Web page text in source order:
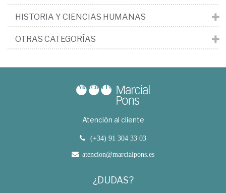
HISTORIA Y CIENCIAS HUMANAS
OTRAS CATEGORÍAS
Atención al cliente
(+34) 91 304 33 03
atencion@marcialpons.es
¿DUDAS?